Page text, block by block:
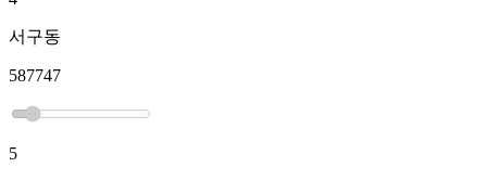
서구동
587747
5